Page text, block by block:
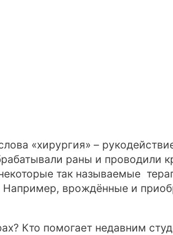
«хирургия» –
раны и проводили
так называемые
Например, врождённые и
Кто помогает недавним